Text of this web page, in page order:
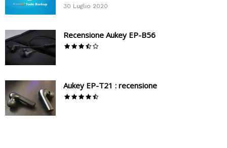
30 Luglio 2020
Recensione Aukey EP-B56
Aukey EP-T21 : recensione